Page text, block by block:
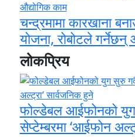
चन्द्रमामा कारखाना
योजना, रोबोटले गर्नेछन्
लोकप्रिय
फोल्डेबल आईफोनको युग
सेप्टेम्बरमा ‘आईफोन